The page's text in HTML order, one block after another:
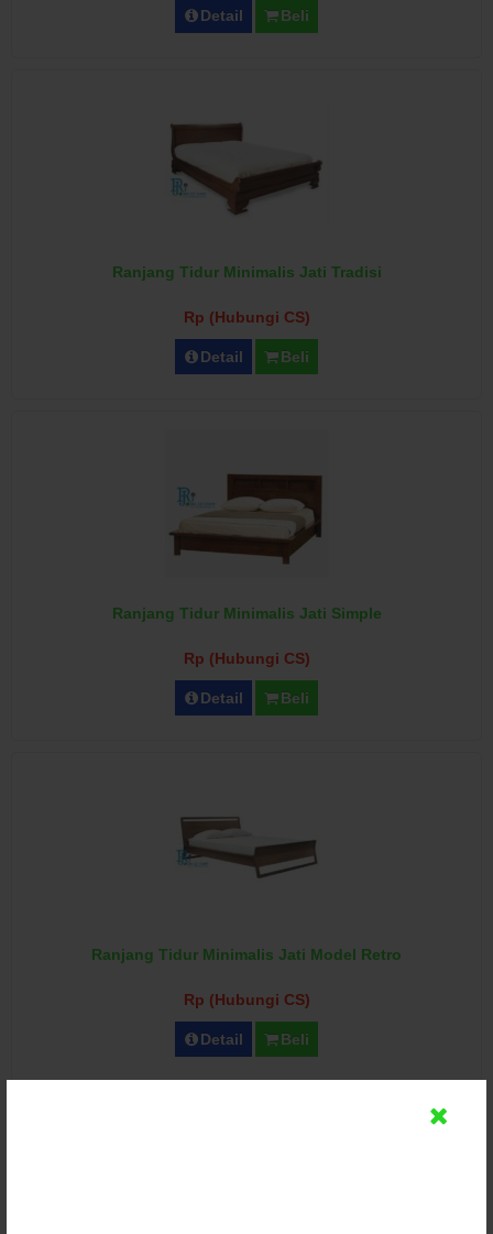
Detail Beli
Ranjang Tidur Minimalis Jati Tradisi
Rp (Hubungi CS)
Detail Beli
Ranjang Tidur Minimalis Jati Simple
Rp (Hubungi CS)
Detail Beli
Ranjang Tidur Minimalis Jati Model Retro
Rp (Hubungi CS)
Detail Beli